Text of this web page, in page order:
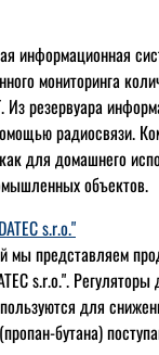
информационная
мониторинга
Из резервуара
радиосвязи.
для домашнего
объектов.
s.r.o."
мы представляем
s.r.o.". Регуляторы
для
бутана)